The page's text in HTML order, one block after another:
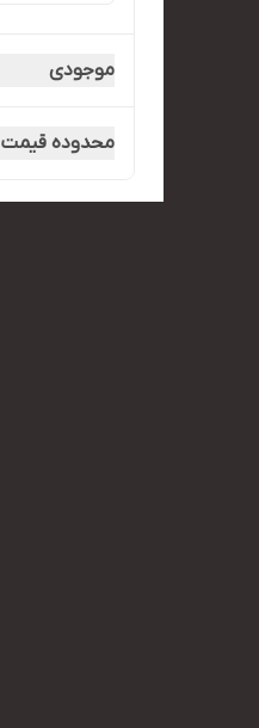
موجودی
محدوده قیمت